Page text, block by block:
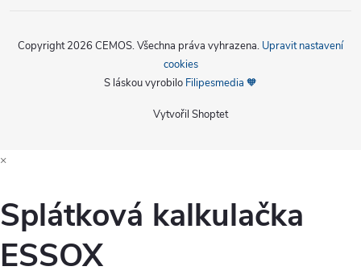
Vytvořil Shoptet
Copyright 2026 CEMOS. Všechna práva vyhrazena. Upravit nastavení
cookies
S láskou vyrobilo Filipesmedia 🧡
×
Splátková kalkulačka
ESSOX